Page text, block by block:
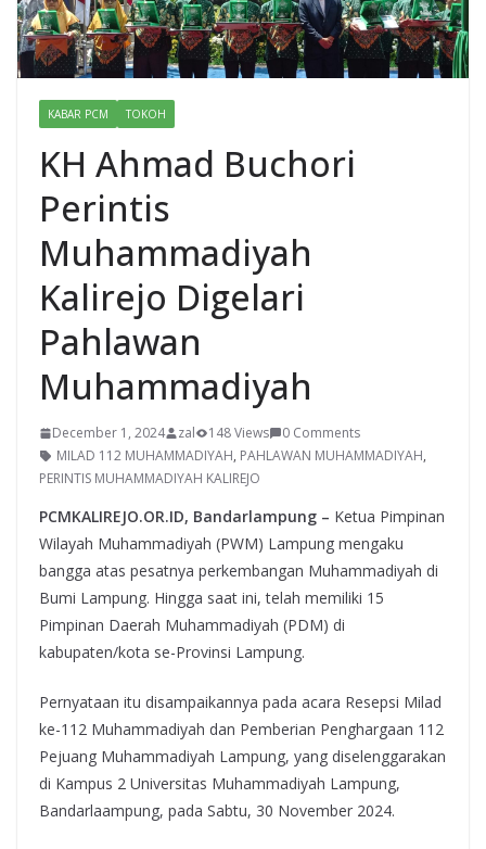
KABAR PCM TOKOH
KH Ahmad Buchori
Perintis
Muhammadiyah
Kalirejo Digelari
Pahlawan
Muhammadiyah
December 1, 2024 zal 148 Views
0 Comments
MILAD 112 MUHAMMADIYAH, PAHLAWAN MUHAMMADIYAH,
PERINTIS MUHAMMADIYAH KALIREJO
PCMKALIREJO.OR.ID, Bandarlampung – Ketua Pimpinan
Wilayah Muhammadiyah (PWM) Lampung mengaku
bangga atas pesatnya perkembangan Muhammadiyah di
Bumi Lampung. Hingga saat ini, telah memiliki 15
Pimpinan Daerah Muhammadiyah (PDM) di
kabupaten/kota se-Provinsi Lampung.
Pernyataan itu disampaikannya pada acara Resepsi Milad
ke-112 Muhammadiyah dan Pemberian Penghargaan 112
Pejuang Muhammadiyah Lampung, yang diselenggarakan
di Kampus 2 Universitas Muhammadiyah Lampung,
Bandarlaampung, pada Sabtu, 30 November 2024.